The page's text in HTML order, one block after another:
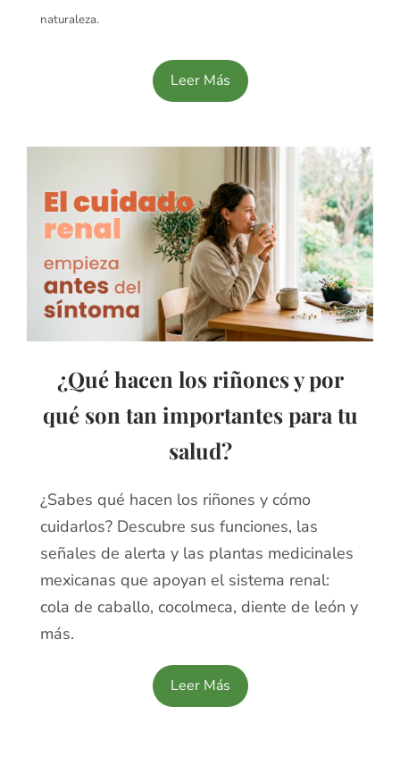
naturaleza.
Leer Más
¿Qué hacen los riñones y por
qué son tan importantes para tu
salud?
¿Sabes qué hacen los riñones y cómo
cuidarlos? Descubre sus funciones, las
señales de alerta y las plantas medicinales
mexicanas que apoyan el sistema renal:
cola de caballo, cocolmeca, diente de león y
más.
Leer Más